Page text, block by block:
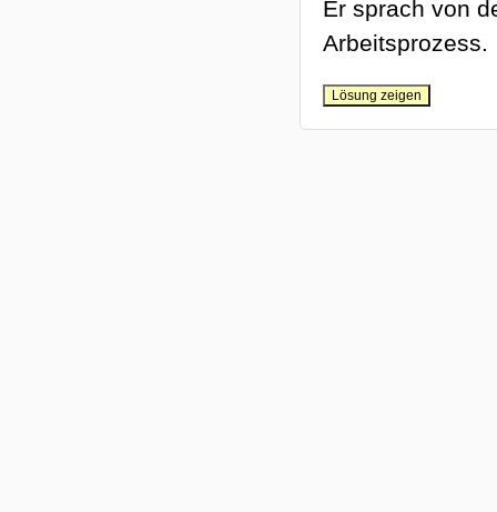
Er sprach von
Arbeitsprozess.